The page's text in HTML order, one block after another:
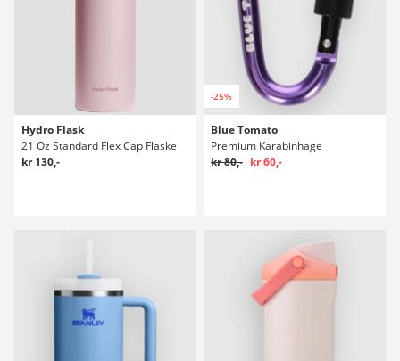
Hydro Flask
21 Oz Standard Flex Cap Flaske
kr 130,-
-25%
Blue Tomato
Premium Karabinhage
kr 80,- kr 60,-